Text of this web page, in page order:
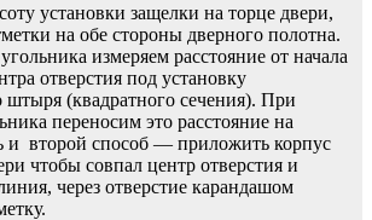
установки защелки на торце двери,
на обе стороны дверного полотна.
измеряем расстояние от начала
отверстия под установку
штыря (квадратного сечения). При
переносим это расстояние на
и второй способ — приложить корпус
чтобы совпал центр отверстия и
через отверстие карандашом